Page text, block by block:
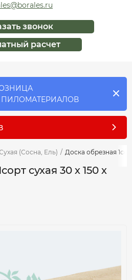
звонок
расчет
(Сосна, Ель) / Доска обрезная
сухая 30 х 150 х